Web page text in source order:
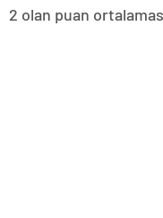
2 olan puan